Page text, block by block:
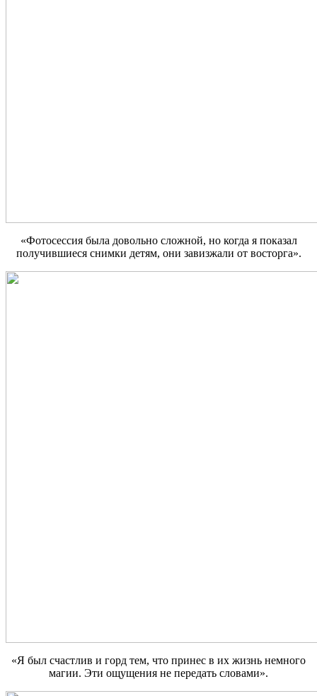
«Фотосессия была довольно сложной, но когда я показал
получившиеся снимки детям, они завизжали от восторга».
«Я был счастлив и горд тем, что принес в их жизнь немного
магии. Эти ощущения не передать словами».